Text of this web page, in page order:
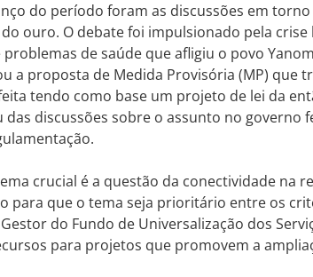
do período foram as discussões em
do ouro. O debate foi impulsionado pela
problemas de saúde que afligiu o povo
a proposta de Medida Provisória (MP) que
tendo como base um projeto de lei da
das discussões sobre o assunto no governo
crucial é a questão da conectividade na
para que o tema seja prioritário entre os
do Fundo de Universalização dos
para projetos que promovem a